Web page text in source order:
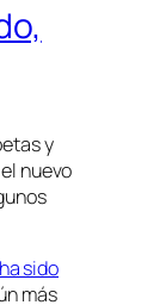
y
nuevo
sido
más